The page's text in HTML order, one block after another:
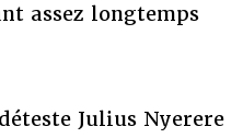
assez longtemps
Julius Nyerere